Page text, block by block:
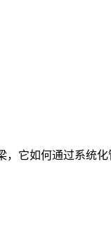
它如何通过系统